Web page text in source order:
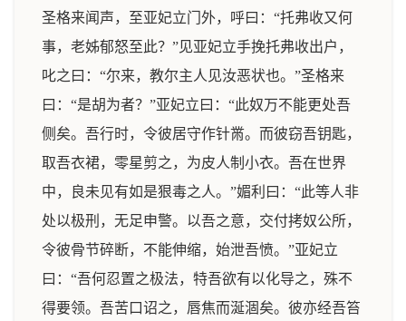
圣格来闻声，至亚妃立门外，呼曰：“托弗收又何
事，老姊郁怒至此？”见亚妃立手挽托弗收出户，
叱之曰：“尔来，教尔主人见汝恶状也。”圣格来
曰：“是胡为者？”亚妃立曰：“此奴万不能更处吾
侧矣。吾行时，令彼居守作针黹。而彼窃吾钥匙，
取吾衣裙，零星剪之，为皮人制小衣。吾在世界
中，良未见有如是狠毒之人。”媚利曰：“此等人非
处以极刑，无足申警。以吾之意，交付拷奴公所，
令彼骨节碎断，不能伸缩，始泄吾愤。”亚妃立
曰：“吾何忍置之极法，特吾欲有以化导之，殊不
得要领。吾苦口诏之，唇焦而涎涸矣。彼亦经吾笞